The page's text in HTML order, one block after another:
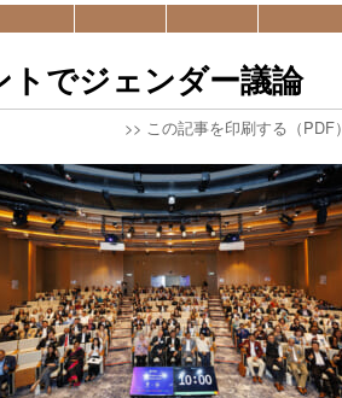
トでジェンダー議論
>> この記事を印刷する（PDF）